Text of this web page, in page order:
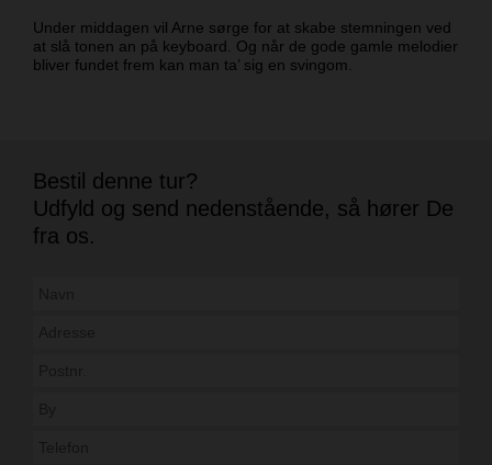
Under middagen vil Arne sørge for at skabe stemningen ved
at slå tonen an på keyboard. Og når de gode gamle melodier
bliver fundet frem kan man ta’ sig en svingom.
Bestil denne tur?
Udfyld og send nedenstående, så hører De
fra os.